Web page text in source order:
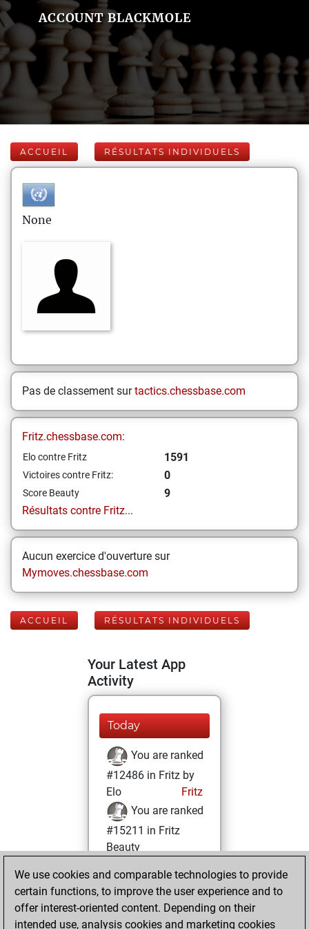
ACCOUNT BLACKMOLE
ACCUEIL RÉSULTATS INDIVIDUELS
None
Pas de classement surtactics.chessbase.com
Fritz.chessbase.com:
Elo contre Fritz 1591
Victoires contre Fritz: 0
Score Beauty
9
Résultats contre Fritz...
Aucun exercice d'ouverture sur
Mymoves.chessbase.com
ACCUEIL RÉSULTATS INDIVIDUELS
Your Latest App
Activity
Today
You are ranked
#12486 in Fritz by
Elo
Fritz
You are ranked
#15211 in Fritz
Beauty
vendredi, janvier
7, 2022
You achieved a
We use cookies and comparable technologies to provide
certain functions, to improve the user experience and to
offer interest-oriented content. Depending on their
intended use, analysis cookies and marketing cookies